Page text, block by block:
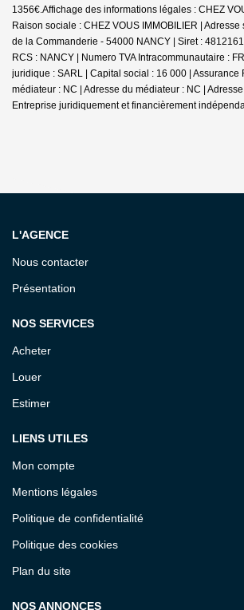
1356€. Affichage des informations légales : CHEZ
Raison sociale : CHEZ VOUS IMMOBILIER |
de la Commanderie - 54000 NANCY | Siret :
RCS : NANCY | Numero TVA Intracommunautaire :
juridique : SARL | Capital social : 16 000 | Assurance
médiateur : NC | Adresse du médiateur : NC |
Entreprise juridiquement et financièrement
L'AGENCE
Nous contacter
Présentation
NOS SERVICES
Acheter
Louer
Estimer
LIENS UTILES
Mon compte
Mentions légales
Politique de confidentialité
Politique des cookies
Plan du site
NOS ANNONCES